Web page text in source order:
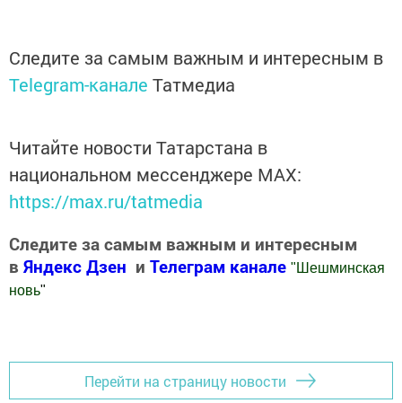
Следите за самым важным и интересным в
Telegram-канале Татмедиа
Читайте новости Татарстана в
национальном мессенджере MАХ:
https://max.ru/tatmedia
Следите за самым важным и интересным
в Яндекс Дзен и Телеграм канале " Шешминская
новь"
Перейти на страницу новости